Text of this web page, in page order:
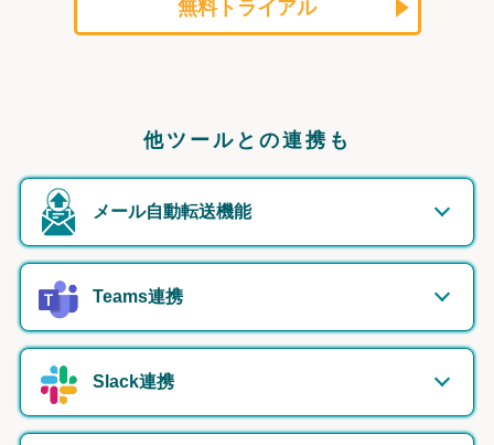
無料トライアル
他ツールとの連携も
メール自動転送機能
Teams連携
Slack連携